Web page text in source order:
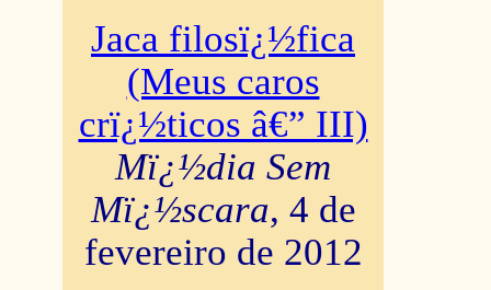
Jaca filosï¿½fica
(Meus caros
crï¿½ticos â€” III)
Mï¿½dia Sem
Mï¿½scara, 4 de
fevereiro de 2012